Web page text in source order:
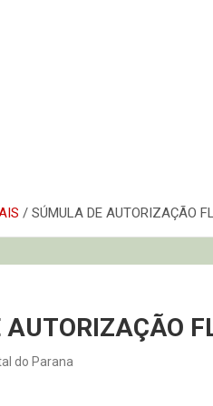
SÚMULA DE AUTORIZAÇÃO
do Parana